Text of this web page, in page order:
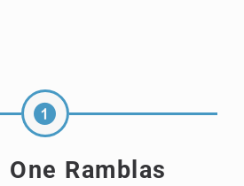
Ramblas